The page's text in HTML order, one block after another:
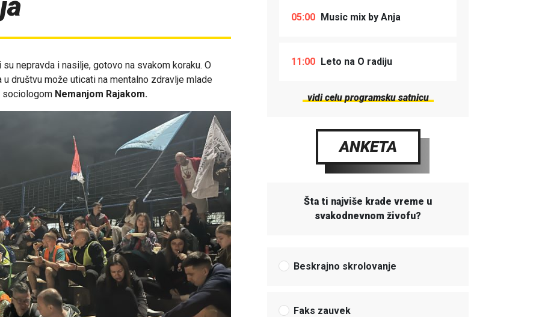
nepravda i nasilje, gotovo na svakom koraku. O
društvu može uticati na mentalno zdravlje mlade
sociologom Nemanjom Rajakom.
05:00 Music mix by Anja
11:00 Leto na O radiju
vidi celu programsku satnicu
ANKETA
Šta ti najviše krade vreme u
svakodnevnom živofu?
Beskrajno skrolovanje
Faks zauvek